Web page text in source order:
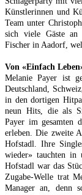
Künstlerinnen und
Team unter
sich viele Gäste an
Fischer in Aadorf,
Von «Einfach
Melanie Payer ist
Deutschland,
in den dortigen
neun Hits, die als
Payer im gesamten
erleben. Die zweite
Hofstadl. Ihre
wieder» tauchten in
Hofstadl war das
Zugabe-Welle trat
Manager an, denn